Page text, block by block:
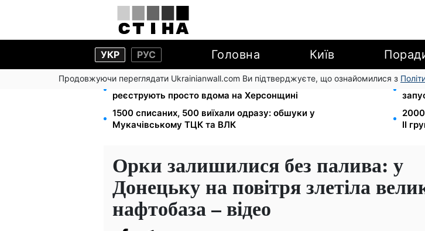
УКР РУС Головна Київ
Продовжуючи переглядати Ukrainianwall.com Ви підтверджуєте, що ознайомилися з
Допомога людям з інвалідністю I-II групи: DRC, Acted і NP
реєструють просто вдома на Херсонщині
1500 списаних, 500 виїхали одразу: обшуки у
Мукачівському ТЦК та ВЛК
II
Орки залишилися без палива: у
Донецьку на повітря злетіла
нафтобаза – відео